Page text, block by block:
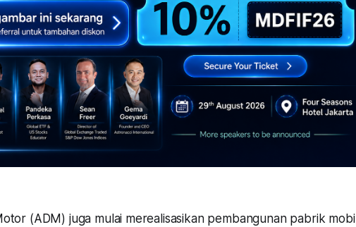
(ADM) juga mulai merealisasikan pembangunan pabrik mobil